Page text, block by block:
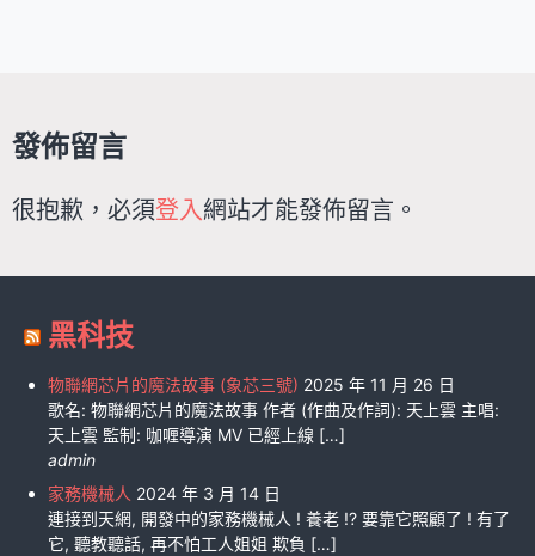
發佈留言
很抱歉，必須登入網站才能發佈留言。
黑科技
物聯網芯片的魔法故事 (象芯三號) 2025 年 11 月 26 日
歌名: 物聯網芯片的魔法故事 作者 (作曲及作詞): 天上雲 主唱:
天上雲 監制: 咖喱導演 MV 已經上線 […]
admin
家務機械人 2024 年 3 月 14 日
連接到天網, 開發中的家務機械人 ! 養老 !? 要靠它照顧了 ! 有了
它, 聽教聽話, 再不怕工人姐姐 欺負 […]